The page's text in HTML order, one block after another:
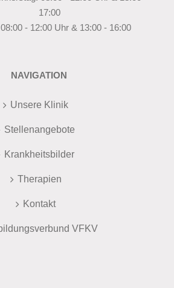
17:00
- 12:00 Uhr & 13:00 - 16:00
NAVIGATION
Unsere Klinik
Stellenangebote
Krankheitsbilder
Therapien
Kontakt
VFKV